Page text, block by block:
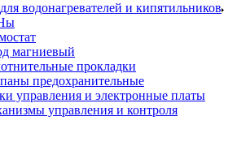
водонагревателей и кипятильников
магниевый
прокладки
предохранительные
управления и электронные платы
управления и контроля